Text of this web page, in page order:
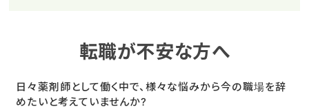
転職が不安な方へ
日々薬剤師として働く中で、様々な悩みから今の職場を辞
めたいと考えていませんか?